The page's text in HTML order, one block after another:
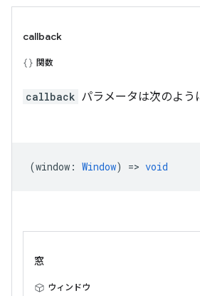
callback
関数
callback パラメータは次のよう
(window : Window) => void
窓
ウィンドウ